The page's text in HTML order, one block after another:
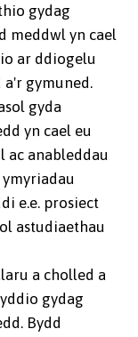
gydag
meddwl yn cael
ar ddiogelu
gymuned.
gyda
yn cael eu
ac anableddau
e.e. prosiect
astudiaethau
a cholled a
gydag
Bydd